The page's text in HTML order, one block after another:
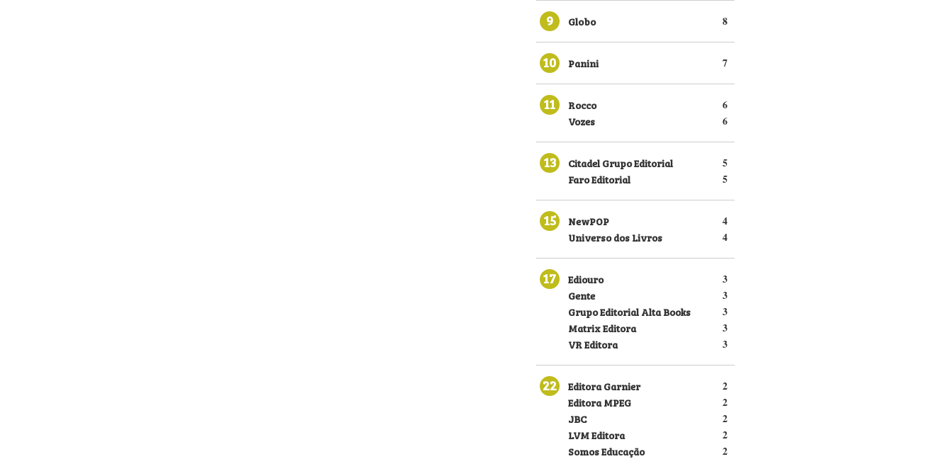
9 8
Globo
10 7
Panini
11 6
Rocco
6
Vozes
13 5
Citadel Grupo Editorial
5
Faro Editorial
15 4
NewPOP
4
Universo dos Livros
17 3
Ediouro
3
Gente
3
Grupo Editorial Alta Books
3
Matrix Editora
3
VR Editora
22 2
Editora Garnier
2
Editora MPEG
2
JBC
2
LVM Editora
2
Somos Educação